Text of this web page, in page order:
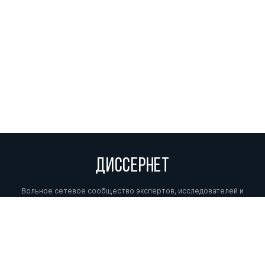
ДИССЕРНЕТ
Вольное сетевое сообщество экспертов, исследователей и
репортеров, посвящающих свой труд разоблачениям мошенников,